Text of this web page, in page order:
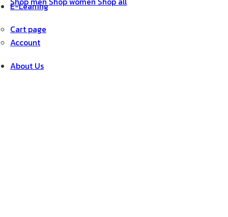
E-Leaning
Cart page
Account
About Us